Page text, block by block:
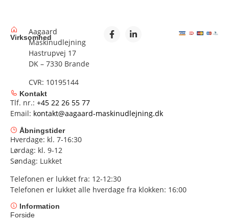
Virksomhed
Aagaard
Maskinudlejning
Hastrupvej 17
DK – 7330 Brande
CVR: 10195144
Kontakt
Tlf. nr.: +45 22 26 55 77
Email: kontakt@aagaard-maskinudlejning.dk
Åbningstider
Hverdage: kl. 7-16:30
Lørdag: kl. 9-12
Søndag: Lukket
Telefonen er lukket fra: 12-12:30
Telefonen er lukket alle hverdage fra klokken: 16:00
Information
Forside